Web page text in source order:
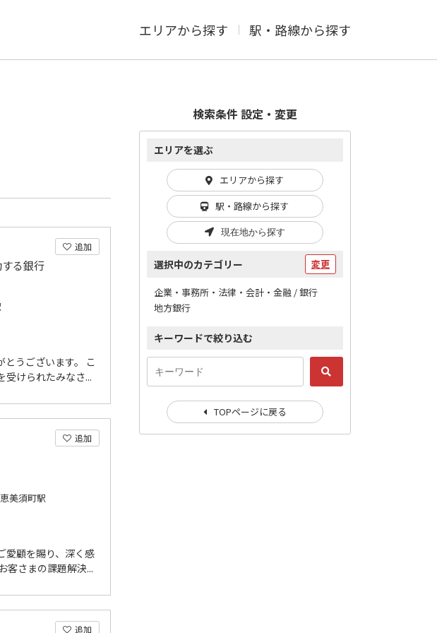
エリアから探す 駅・路線から探す
追加
る銀行
うございます。 こ
受けられたみなさ...
追加
美須町駅
愛顧を賜り、深く感
客さまの課題解決...
追加
検索条件 設定・変更
エリアを選ぶ
エリアから探す
駅・路線から探す
現在地から探す
選択中のカテゴリー 変更
企業・事務所・法律・会計・金融 / 銀行
地方銀行
キーワードで絞り込む
TOPページに戻る